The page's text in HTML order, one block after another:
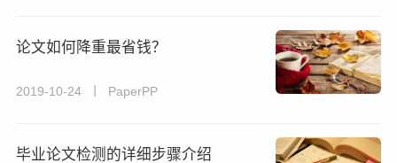
论文如何降重最省钱？
2019-10-24 丨 PaperPP
毕业论文检测的详细步骤介绍